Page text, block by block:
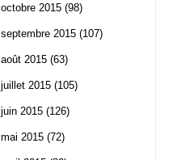
octobre 2015 (98)
septembre 2015 (107)
août 2015 (63)
juillet 2015 (105)
juin 2015 (126)
mai 2015 (72)